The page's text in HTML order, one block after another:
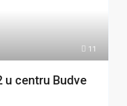
11
u centru Budve